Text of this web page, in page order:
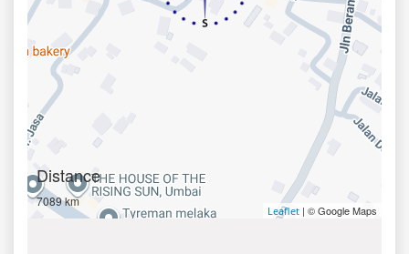
Distance
7089 km
Leaflet | © Google Maps